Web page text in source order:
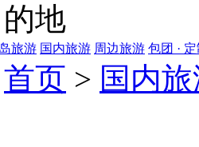
地
旅游 国内旅游 周边旅游 包团 ·
首页 > 国内